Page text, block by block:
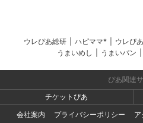
ウレぴあ総研 ハピママ* ウレぴ
うまいめし
うまいパン
ぴあ関連
チケットぴあ
会社案内
プライバシーポリシー